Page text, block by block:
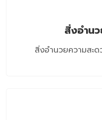
สิ่งอำน
สิ่งอำนวยความสะ